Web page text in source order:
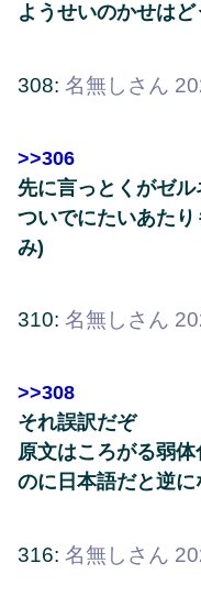
ようせいのかせは
308: 名無しさん
>>306
先に言っとくがゼ
ついでにたいあた
み)
310: 名無しさん
>>308
それ誤訳だぞ
原文はころがる弱
のに日本語だと逆に
316: 名無しさん